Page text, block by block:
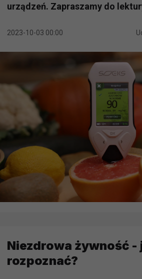
urządzeń. Zapraszamy do
2023-10-03 00:00
Niezdrowa żywność -
rozpoznać?